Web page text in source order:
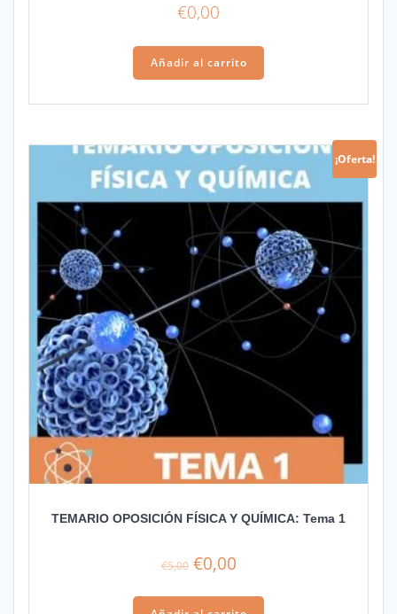
€0,00
Añadir al carrito
¡Oferta!
TEMARIO OPOSICIÓN FÍSICA Y QUÍMICA: Tema 1
€5,00 El
€0,00El